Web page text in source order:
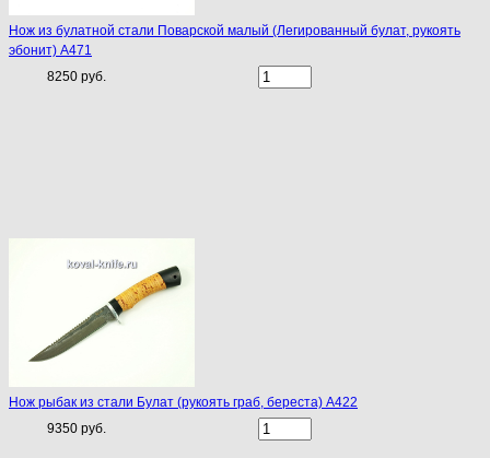
Нож из булатной стали Поварской малый (Легированный булат, рукоять
эбонит) A471
8250 руб.
Нож рыбак из стали Булат (рукоять граб, береста) A422
9350 руб.